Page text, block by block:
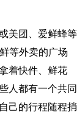
美团、爱鲜蜂等
等外卖的广场
着快件、鲜花
人都有一个共同
己的行程随程捎